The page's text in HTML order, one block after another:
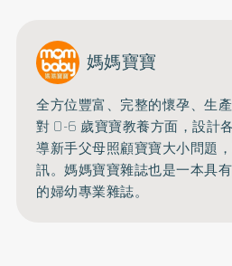
媽媽寶寶
全方位豐富、完整的懷孕、生
對 0-6 歲寶寶教養方面，設計
導新手父母照顧寶寶大小問題
訊。媽媽寶寶雜誌也是一本具
的婦幼專業雜誌。